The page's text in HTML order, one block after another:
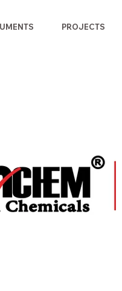
PROJECTS